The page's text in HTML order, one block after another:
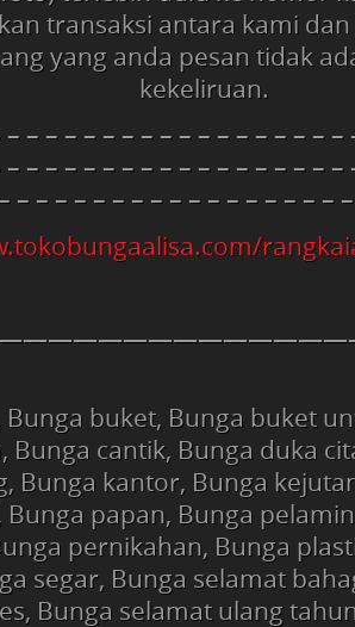
transaksi antara kami
yang anda pesan tidak
kekeliruan.
– – – – – – – – – – – – – – – – –
– – – – – – – – – – – – – – – – –
– – – – – – – – – – – – – – – – –
Bunga buket, Bunga buket
Bunga cantik, Bunga duka
Bunga kantor, Bunga
Bunga papan, Bunga
pernikahan, Bunga
segar, Bunga selamat
Bunga selamat ulang